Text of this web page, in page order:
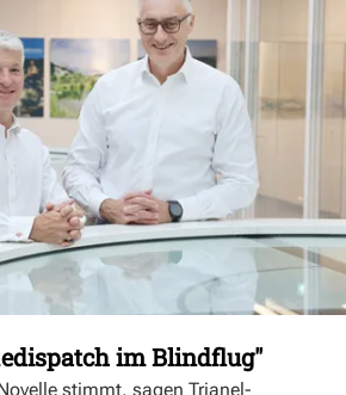
im Blindflug"
stimmt, sagen Trianel-